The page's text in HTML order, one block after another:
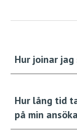
Hur joinar jag
Hur lång tid
på min